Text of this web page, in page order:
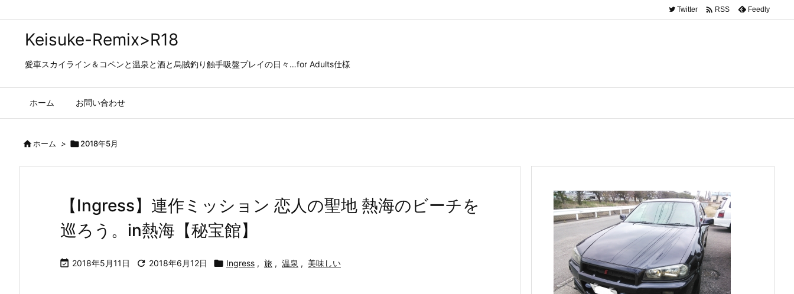
Keisuke-Remix>R18
愛車スカイライン＆コペンと温泉と酒と烏賊釣り触手吸盤プレイの日々…for Adults仕様
ホーム お問い合わせ
Twitter  RSS Feedly
ホーム > 2018年5月
【Ingress】連作ミッション 恋人の聖地 熱海のビーチを
巡ろう。in熱海【秘宝館】
 2018年5月11日  2018年6月12日  Ingress , 旅 , 温泉 , 美味しい